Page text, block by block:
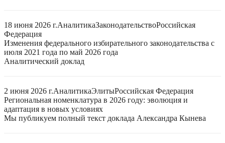
18 июня 2026 г.АналитикаЗаконодательствоРоссийская
Федерация
Изменения федерального избирательного законодательства с
июля 2021 года по май 2026 года
Аналитический доклад
2 июня 2026 г.АналитикаЭлитыРоссийская Федерация
Региональная номенклатура в 2026 году: эволюция и
адаптация в новых условиях
Мы публикуем полный текст доклада Александра Кынева